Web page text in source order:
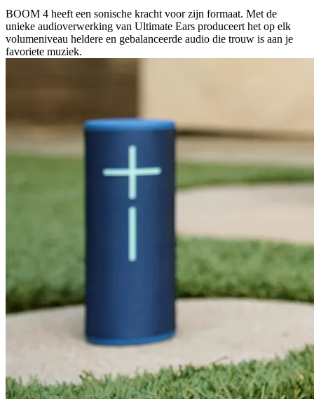
BOOM 4 heeft een sonische kracht voor zijn formaat. Met de
unieke audioverwerking van Ultimate Ears produceert het op elk
volumeniveau heldere en gebalanceerde audio die trouw is aan je
favoriete muziek.